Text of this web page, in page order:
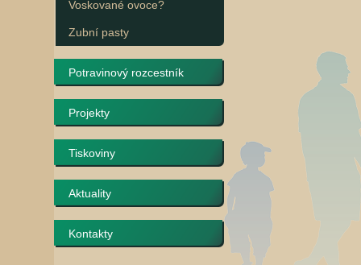
Voskované ovoce?
Zubní pasty
Potravinový rozcestník
Projekty
Tiskoviny
Aktuality
Kontakty